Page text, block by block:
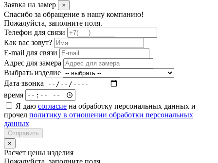
Заявка на замер ×
Спасибо за обращение в нашу компанию!
Пожалуйста, заполните поля.
Телефон для связи
Как вас зовут?
E-mail для связи
Адрес для замера
Выбрать изделие
Дата звонка
время
Я даю согласие на обработку персональных данных и
прочел политику в отношении обработки персональных
данных
Отправить
×
Расчет цены изделия